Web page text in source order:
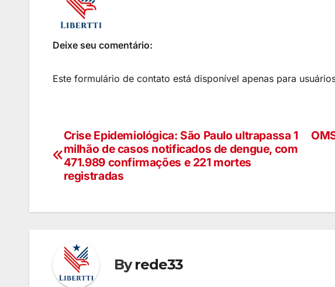
Deixe seu comentário:
Este formulário de contato está disponível apenas para
Crise Epidemiológica: São Paulo ultrapassa 1
milhão de casos notificados de dengue, com
471.989 confirmações e 221 mortes
registradas
Byrede33